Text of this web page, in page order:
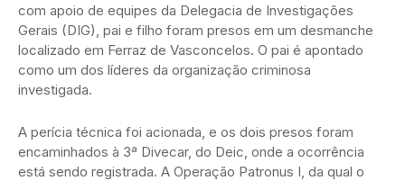
com apoio de equipes da Delegacia de Investigações
Gerais (DIG), pai e filho foram presos em um desmanche
localizado em Ferraz de Vasconcelos. O pai é apontado
como um dos líderes da organização criminosa
investigada.
A perícia técnica foi acionada, e os dois presos foram
encaminhados à 3ª Divecar, do Deic, onde a ocorrência
está sendo registrada. A Operação Patronus I, da qual o